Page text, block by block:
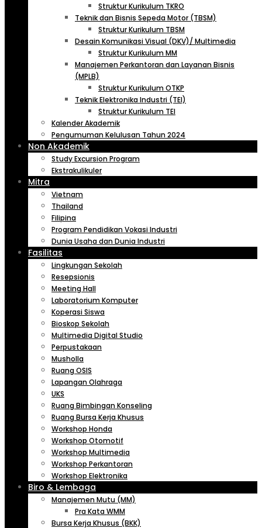
Struktur Kurikulum TKRO
Teknik dan Bisnis Sepeda Motor (TBSM)
Struktur Kurikulum TBSM
Desain Komunikasi Visual (DKV)/ Multimedia
Struktur Kurikulum MM
Manajemen Perkantoran dan Layanan Bisnis
(MPLB)
Struktur Kurikulum OTKP
Teknik Elektronika Industri (TEI)
Struktur Kurikulum TEI
Kalender Akademik
Pengumuman Kelulusan Tahun 2024
Non Akademik
Study Excursion Program
Ekstrakulikuler
Mitra
Vietnam
Thailand
Filipina
Program Pendidikan Vokasi Industri
Dunia Usaha dan Dunia Industri
Fasilitas
Lingkungan Sekolah
Resepsionis
Meeting Hall
Laboratorium Komputer
Koperasi Siswa
Bioskop Sekolah
Multimedia Digital Studio
Perpustakaan
Musholla
Ruang OSIS
Lapangan Olahraga
UKS
Ruang Bimbingan Konseling
Ruang Bursa Kerja Khusus
Workshop Honda
Workshop Otomotif
Workshop Multimedia
Workshop Perkantoran
Workshop Elektronika
Biro & Lembaga
Manajemen Mutu (MM)
Pra Kata WMM
Bursa Kerja Khusus (BKK)